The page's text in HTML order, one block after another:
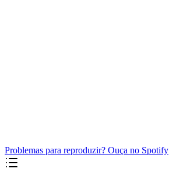
Problemas para reproduzir? Ouça no Spotify